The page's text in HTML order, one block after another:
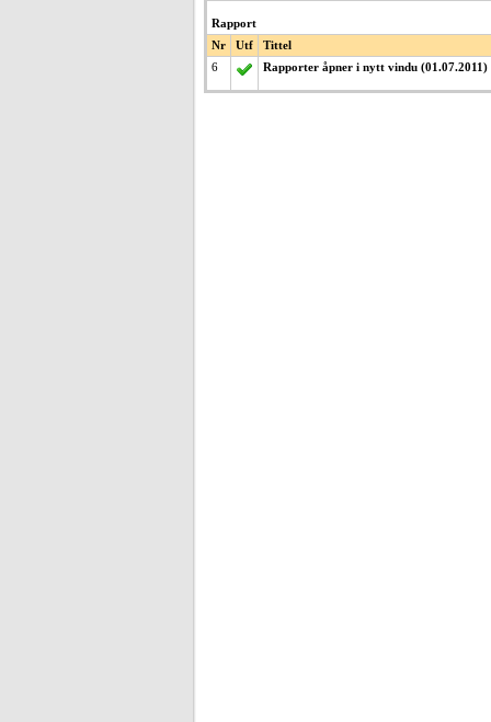
Rapport
Nr
Utf
Tittel
6
Rapporter åpner i nytt vindu (01.07.2011)